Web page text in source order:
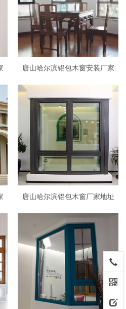
唐山哈尔滨铝包木窗安装厂家
唐山哈尔滨铝包木窗厂家地址